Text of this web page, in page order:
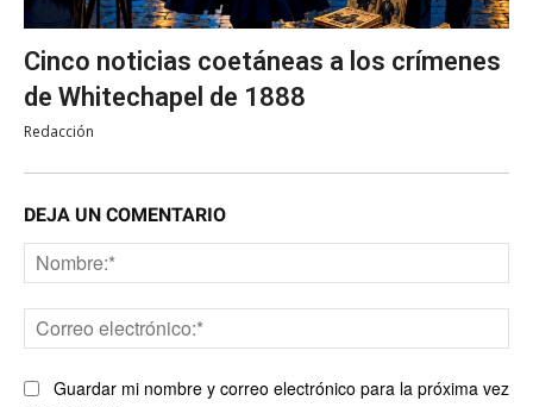
Cinco noticias coetáneas a los crímenes
de Whitechapel de 1888
Redacción
DEJA UN COMENTARIO
Guardar mi nombre y correo electrónico para la próxima vez